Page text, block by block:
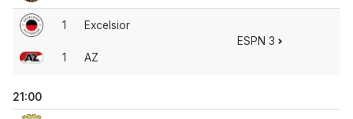
1
1
Excelsior
AZ
ESPN 3
21:00